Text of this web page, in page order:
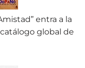
entra a la
global de